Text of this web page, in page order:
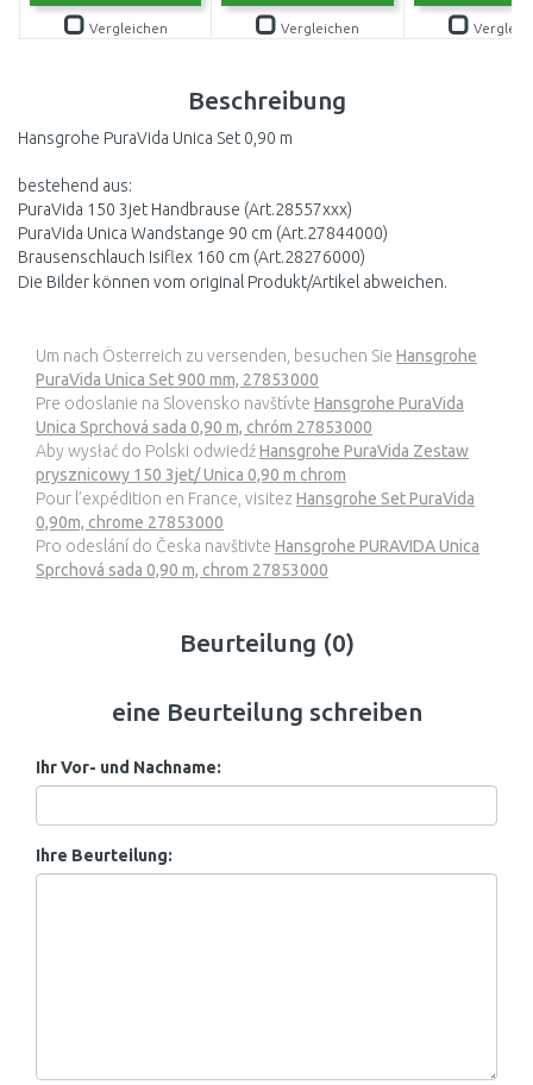
Vergleichen Vergleichen
Beschreibung
Hansgrohe PuraVida Unica Set 0,90 m
bestehend aus:
PuraVida 150 3jet Handbrause (Art.28557xxx)
PuraVida Unica Wandstange 90 cm (Art.27844000)
Brausenschlauch Isiflex 160 cm (Art.28276000)
Die Bilder können vom original Produkt/Artikel abweichen.
Um nach Österreich zu versenden, besuchen Sie Hansgrohe
PuraVida Unica Set 900 mm, 27853000
Pre odoslanie na Slovensko navštívte Hansgrohe PuraVida
Unica Sprchová sada 0,90 m, chróm 27853000
Aby wysłać do Polski odwiedźHansgrohe PuraVida Zestaw
prysznicowy 150 3jet/ Unica 0,90 m chrom
Pour l’expédition en France, visitez Hansgrohe Set PuraVida
0,90m, chrome 27853000
Pro odeslání do Česka navštivte Hansgrohe PURAVIDA Unica
Sprchová sada 0,90 m, chrom 27853000
Beurteilung (0)
eine Beurteilung schreiben
Ihr Vor- und Nachname:
Ihre Beurteilung: